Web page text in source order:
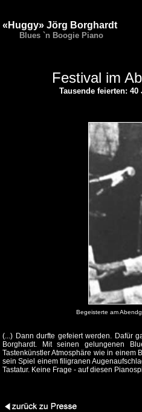
«Huggy» Jörg Borghardt
Blues `n Boogie Piano
Festival im
Tausende feierten:
Begeisterte am
(...) Dann durfte gefeiert werden. Dafür
Borghardt. Mit seinen gelungenen
Tastenkünstler Atmosphäre wie in einem
sein Spiel einem filigranen
Tastatur. Keine Frage - auf diesen